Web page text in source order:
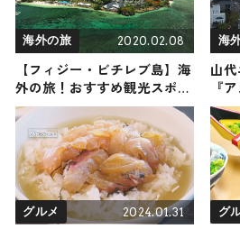
海外の旅 2020.02.08
【フィジー・ビチレブ島】海
外の旅！おすすめ観光スポッ
トやグルメをリポート
海
山
『
コ』
ッ
月3
グルメ 2024.01.31 グ